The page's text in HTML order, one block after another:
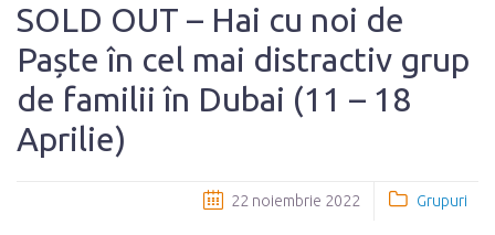
SOLD OUT – Hai cu noi de
Paște în cel mai distractiv grup
de familii în Dubai (11 – 18
Aprilie)
22 noiembrie 2022 Grupuri